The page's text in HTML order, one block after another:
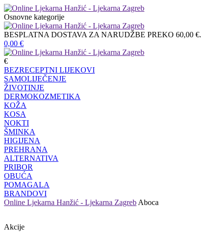
Osnovne kategorije
BESPLATNA DOSTAVA ZA NARUDŽBE PREKO 60,00 €.
0,00 €
€
BEZRECEPTNI LIJEKOVI
SAMOLIJEČENJE
ŽIVOTINJE
DERMOKOZMETIKA
KOŽA
KOSA
NOKTI
ŠMINKA
HIGIJENA
PREHRANA
ALTERNATIVA
PRIBOR
OBUĆA
POMAGALA
BRANDOVI
Online Ljekarna Hanžić - Ljekarna Zagreb Aboca
Akcije